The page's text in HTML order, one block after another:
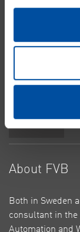
Real Estate
Water & Sewage
Privacy Policy
About FVB
Both in Sweden
consultant in
Automation and